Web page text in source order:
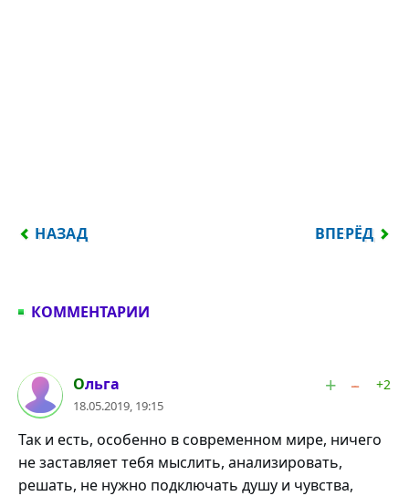
ПРЕДЫДУЩИЙ: НАДО ВСЁ УРАВНОВЕШИВАТЬ —
НАЗАД ВПЕРЁД
КОММЕНТАРИИ
#1Ольга
18.05.2019, 19:15
+2
Так и есть, особенно в современном мире, ничего
не заставляет тебя мыслить, анализировать,
решать, не нужно подключать душу и чувства,